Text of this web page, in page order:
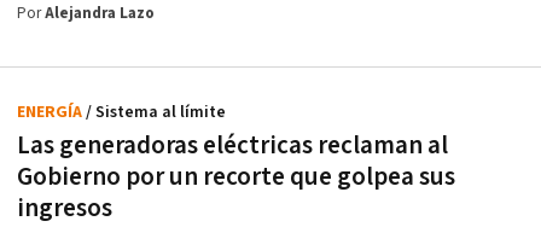
PorAlejandra Lazo
Las generadoras eléctricas reclaman al
Gobierno por un recorte que golpea sus
ingresos
ENERGÍA/ Sistema al límite